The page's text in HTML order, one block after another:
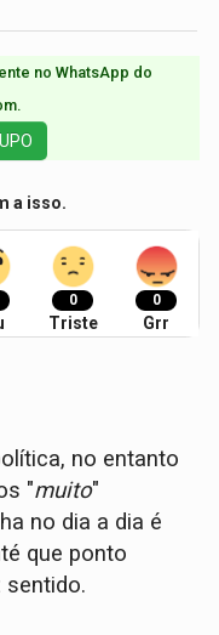
no WhatsApp do
a isso.
0
Triste
0
Grr
no entanto
"muito"
no dia a dia é
que ponto